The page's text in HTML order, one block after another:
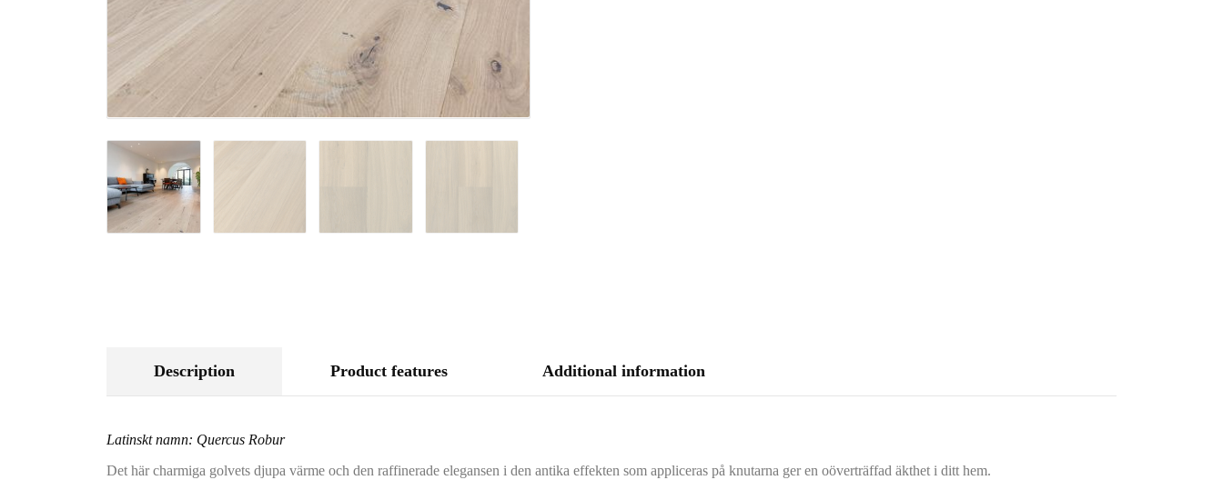
Description Product features Additional information
Latinskt namn: Quercus Robur
Det här charmiga golvets djupa värme och den raffinerade elegansen i den antika effekten som appliceras på knutarna ger en oöverträffad äkthet i ditt hem.